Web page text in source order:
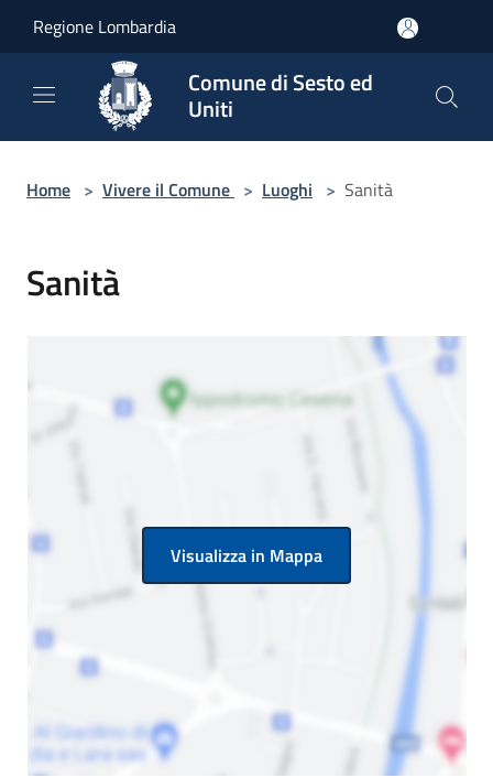
Regione Lombardia
Comune di Sesto ed
Uniti
Home > Vivere il Comune > Luoghi > Sanità
Sanità
Visualizza in Mappa